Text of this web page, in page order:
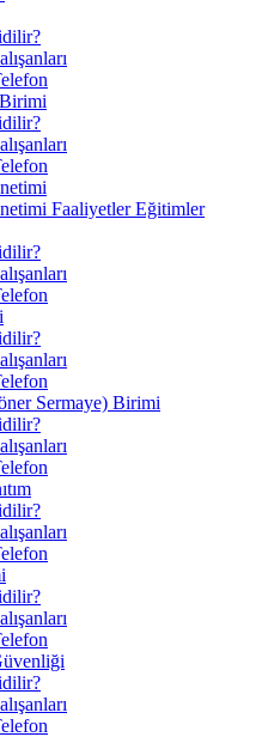
Faaliyetler Eğitimler
Sermaye) Birimi